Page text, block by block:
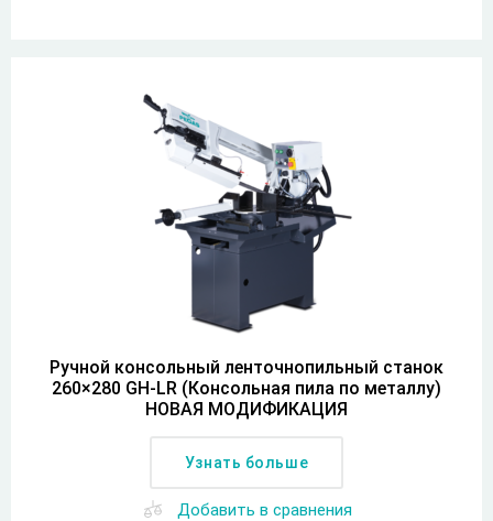
Ручной консольный ленточнопильный станок
260×280 GH-LR (Консольная пила по металлу)
НОВАЯ МОДИФИКАЦИЯ
Узнать больше
Добавить в сравнения